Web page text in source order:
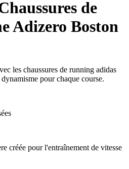
de
Adizero Boston
les chaussures de running adidas
pour chaque course.
créée pour l'entraînement de vitesse